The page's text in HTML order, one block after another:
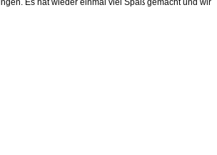
Es hat wieder einmal viel Spaß gemacht und wir